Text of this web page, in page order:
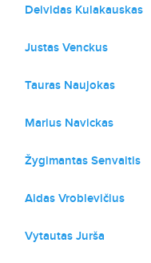
Deividas Kulakauskas
Justas Venckus
Tauras Naujokas
Marius Navickas
Žygimantas Senvaitis
Aidas Vroblevičius
Vytautas Jurša